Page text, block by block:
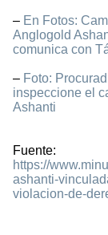
– En Fotos:
Anglogold
comunica con
– Foto:
inspeccione el
Ashanti
Fuente:
https://
ashanti-
violacion-de-